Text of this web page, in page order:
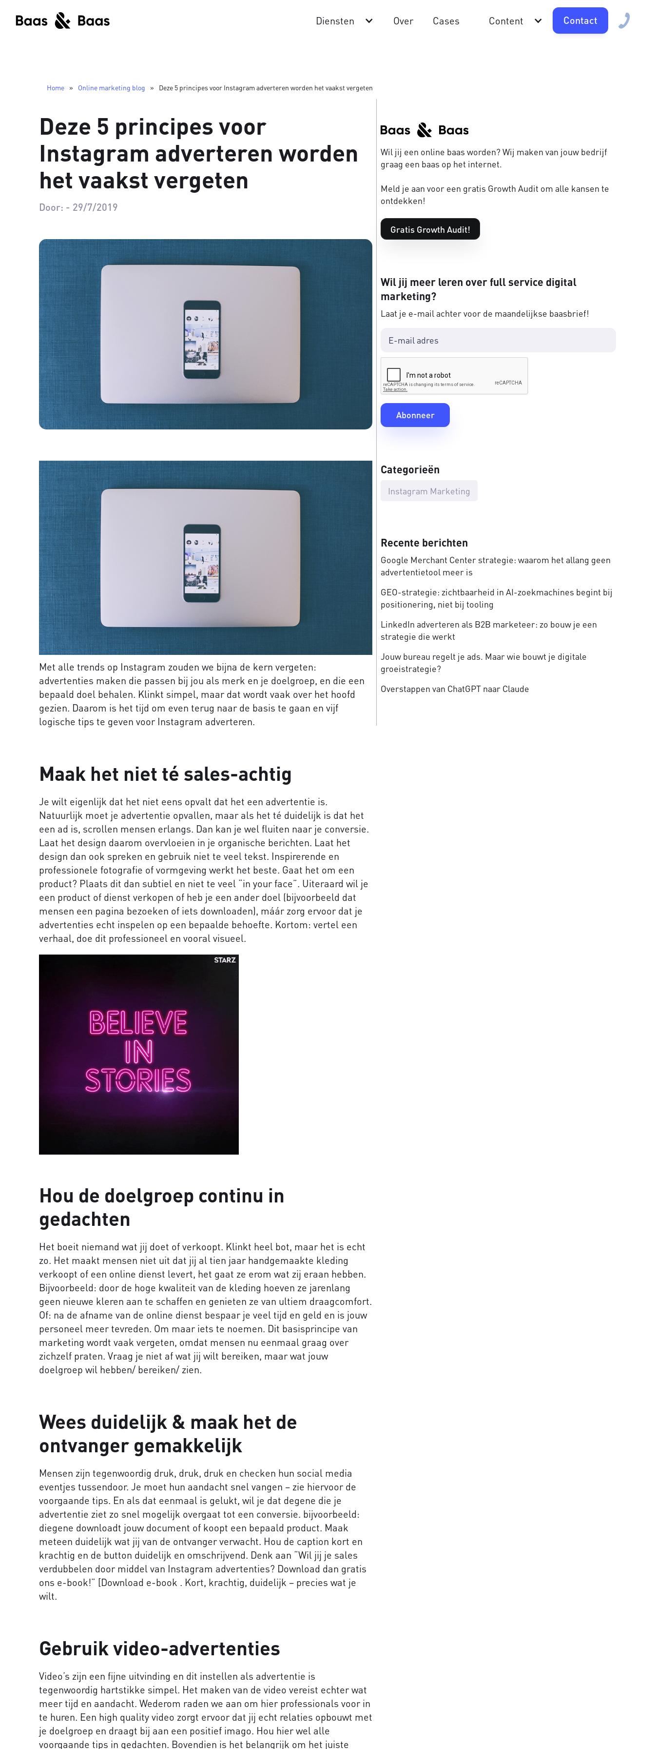
Diensten Over Cases Content Contact
Home » Online marketing blog » Deze 5 principes voor Instagram adverteren worden het vaakst vergeten
Deze 5 principes voor
Instagram adverteren worden
het vaakst vergeten
Door: - 29/7/2019
Met alle trends op Instagram zouden we bijna de kern vergeten:
advertenties maken die passen bij jou als merk en je doelgroep, en die een
bepaald doel behalen. Klinkt simpel, maar dat wordt vaak over het hoofd
gezien. Daarom is het tijd om even terug naar de basis te gaan en vijf
logische tips te geven voor Instagram adverteren.
Maak het niet té sales-achtig
Je wilt eigenlijk dat het niet eens opvalt dat het een advertentie is.
Natuurlijk moet je advertentie opvallen, maar als het té duidelijk is dat het
een ad is, scrollen mensen erlangs. Dan kan je wel fluiten naar je conversie.
Laat het design daarom overvloeien in je organische berichten. Laat het
design dan ook spreken en gebruik niet te veel tekst. Inspirerende en
professionele fotografie of vormgeving werkt het beste. Gaat het om een
product? Plaats dit dan subtiel en niet te veel “in your face”. Uiteraard wil je
een product of dienst verkopen of heb je een ander doel (bijvoorbeeld dat
mensen een pagina bezoeken of iets downloaden), máár zorg ervoor dat je
advertenties echt inspelen op een bepaalde behoefte. Kortom: vertel een
verhaal, doe dit professioneel en vooral visueel.
Hou de doelgroep continu in
gedachten
Het boeit niemand wat jij doet of verkoopt. Klinkt heel bot, maar het is echt
zo. Het maakt mensen niet uit dat jij al tien jaar handgemaakte kleding
verkoopt of een online dienst levert, het gaat ze erom wat zij eraan hebben.
Bijvoorbeeld: door de hoge kwaliteit van de kleding hoeven ze jarenlang
geen nieuwe kleren aan te schaffen en genieten ze van ultiem draagcomfort.
Of: na de afname van de online dienst bespaar je veel tijd en geld en is jouw
personeel meer tevreden. Om maar iets te noemen. Dit basisprincipe van
marketing wordt vaak vergeten, omdat mensen nu eenmaal graag over
zichzelf praten. Vraag je niet af wat jij wilt bereiken, maar wat jouw
doelgroep wil hebben/ bereiken/ zien.
Wees duidelijk & maak het de
ontvanger gemakkelijk
Mensen zijn tegenwoordig druk, druk, druk en checken hun social media
eventjes tussendoor. Je moet hun aandacht snel vangen – zie hiervoor de
voorgaande tips. En als dat eenmaal is gelukt, wil je dat degene die je
advertentie ziet zo snel mogelijk overgaat tot een conversie. bijvoorbeeld:
diegene downloadt jouw document of koopt een bepaald product. Maak
meteen duidelijk wat jij van de ontvanger verwacht. Hou de caption kort en
krachtig en de button duidelijk en omschrijvend. Denk aan “Wil jij je sales
verdubbelen door middel van Instagram advertenties? Download dan gratis
ons e-book!” [Download e-book . Kort, krachtig, duidelijk – precies wat je
wilt.
Gebruik video-advertenties
Video’s zijn een fijne uitvinding en dit instellen als advertentie is
tegenwoordig hartstikke simpel. Het maken van de video vereist echter wat
meer tijd en aandacht. Wederom raden we aan om hier professionals voor in
te huren. Een high quality video zorgt ervoor dat jij echt relaties opbouwt met
je doelgroep en draagt bij aan een positief imago. Hou hier wel alle
voorgaande tips in gedachten. Bovendien is het belangrijk om het juiste
Wil jij een online baas worden? Wij maken van jouw bedrijf
graag een baas op het internet.
Meld je aan voor een gratis Growth Audit om alle kansen te
ontdekken!
Gratis Growth Audit!
Wil jij meer leren over full service digital
marketing?
Laat je e-mail achter voor de maandelijkse baasbrief!
Categorieën
Instagram Marketing
Recente berichten
Google Merchant Center strategie: waarom het allang geen
advertentietool meer is
GEO-strategie: zichtbaarheid in AI-zoekmachines begint bij
positionering, niet bij tooling
LinkedIn adverteren als B2B marketeer: zo bouw je een
strategie die werkt
Jouw bureau regelt je ads. Maar wie bouwt je digitale
groeistrategie?
Overstappen van ChatGPT naar Claude